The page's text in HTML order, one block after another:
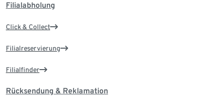
Filialabholung
Click & Collect
Filialreservierung
Filialfinder
Rücksendung & Reklamation